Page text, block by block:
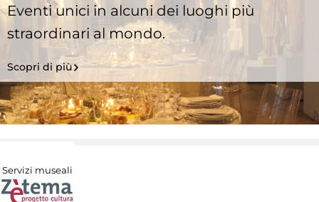
Eventi unici in alcuni dei luoghi più
straordinari al mondo.
Scopri di più
Servizi museali